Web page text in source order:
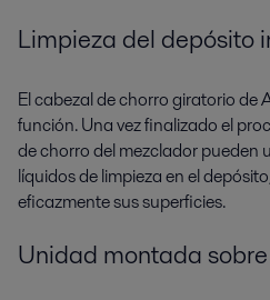
Limpieza del depósito
El cabezal de chorro giratorio de
función. Una vez finalizado el
de chorro del mezclador pueden
líquidos de limpieza en el
eficazmente sus superficies.
Unidad montada